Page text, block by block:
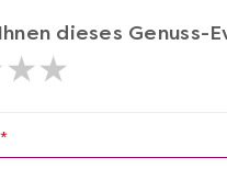
dieses Genuss-
*